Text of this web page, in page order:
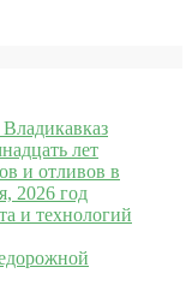
лет
и отливов в
2026 год
и технологий